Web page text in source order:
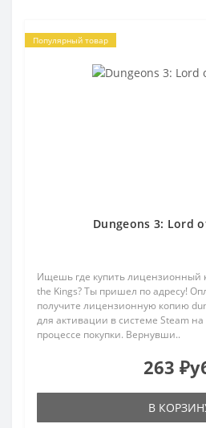
Популярный товар
Dungeons 3: Lord
Ищешь где купить лицензионный
the Kings? Ты пришел по адресу!
получите лицензионную копию
для активации в системе Steam
процессе покупки. Вернувши..
263
В